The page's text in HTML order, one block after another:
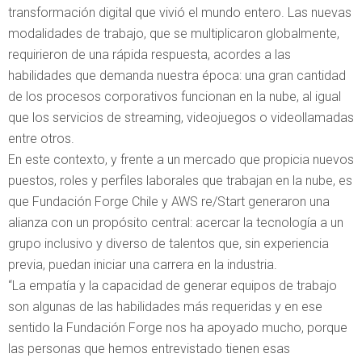
transformación digital que vivió el mundo entero. Las nuevas
modalidades de trabajo, que se multiplicaron globalmente,
requirieron de una rápida respuesta, acordes a las
habilidades que demanda nuestra época: una gran cantidad
de los procesos corporativos funcionan en la nube, al igual
que los servicios de streaming, videojuegos o videollamadas
entre otros.
En este contexto, y frente a un mercado que propicia nuevos
puestos, roles y perfiles laborales que trabajan en la nube, es
que Fundación Forge Chile y AWS re/Start generaron una
alianza con un propósito central: acercar la tecnología a un
grupo inclusivo y diverso de talentos que, sin experiencia
previa, puedan iniciar una carrera en la industria.
“La empatía y la capacidad de generar equipos de trabajo
son algunas de las habilidades más requeridas y en ese
sentido la Fundación Forge nos ha apoyado mucho, porque
las personas que hemos entrevistado tienen esas